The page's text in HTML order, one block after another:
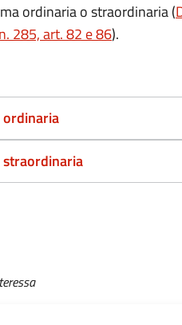
ordinaria o straordinaria (
285, art. 82 e 86).
ordinaria
straordinaria